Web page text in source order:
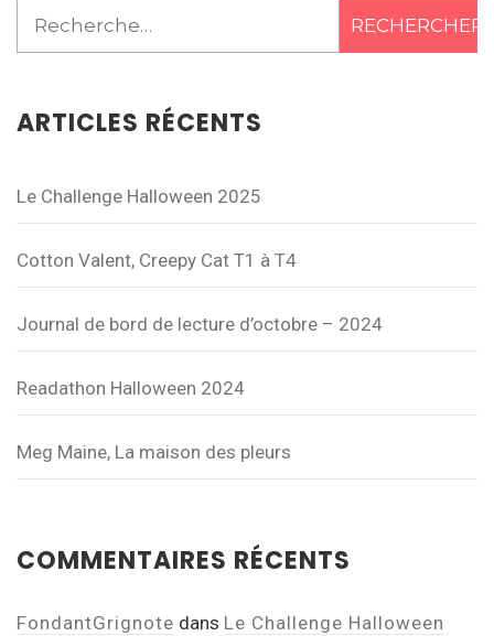
Rechercher :
ARTICLES RÉCENTS
Le Challenge Halloween 2025
Cotton Valent, Creepy Cat T1 à T4
Journal de bord de lecture d’octobre – 2024
Readathon Halloween 2024
Meg Maine, La maison des pleurs
COMMENTAIRES RÉCENTS
FondantGrignote dans Le Challenge Halloween